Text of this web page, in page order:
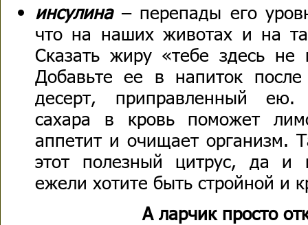
инсулина – перепады его
что на наших животах и на
Сказать жиру «тебе здесь
Добавьте ее в напиток
десерт, приправленный ею.
сахара в кровь поможет
аппетит и очищает организм.
этот полезный цитрус, да и
ежели хотите быть стройной и
А ларчик просто